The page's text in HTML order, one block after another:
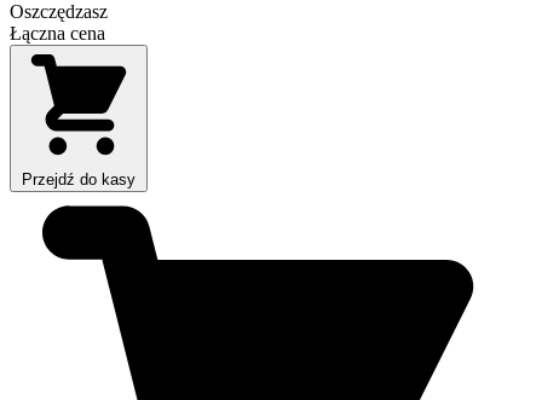
Oszczędzasz
Łączna cena
Przejdź do kasy